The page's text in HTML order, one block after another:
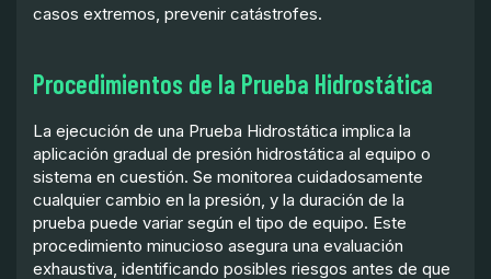
casos extremos, prevenir catástrofes.
Procedimientos de la Prueba Hidrostática
La ejecución de una Prueba Hidrostática implica la
aplicación gradual de presión hidrostática al equipo o
sistema en cuestión. Se monitorea cuidadosamente
cualquier cambio en la presión, y la duración de la
prueba puede variar según el tipo de equipo. Este
procedimiento minucioso asegura una evaluación
exhaustiva, identificando posibles riesgos antes de que